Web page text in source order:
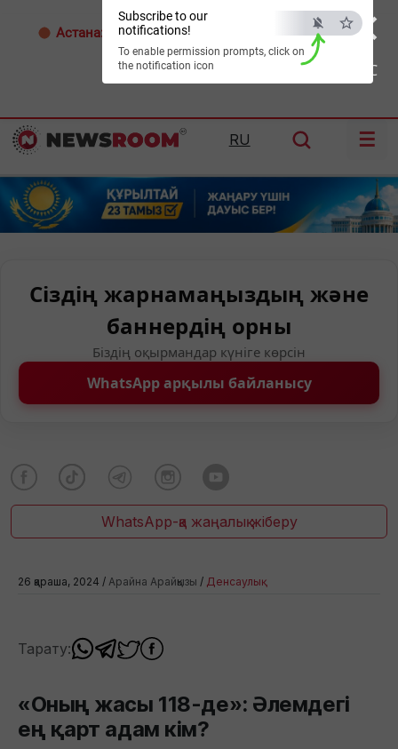
×
ESC
Subscribe to our
notifications!
To enable permission prompts, click on
the notification icon
Астана: 33°C Алматы: Шымкент:36°C
RU ☰
Сіздің жарнамаңыздың және
баннердің орны
Біздің оқырмандар күніге көрсін
WhatsApp арқылы байланысу
WhatsApp-қа жаңалық жіберу
26 қараша, 2024 / Арайна Арайқызы / Денсаулық
Тарату:
«Оның жасы 118-де»: Әлемдегі
ең қарт адам кім?